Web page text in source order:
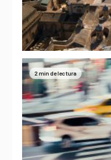
2 min de lectura